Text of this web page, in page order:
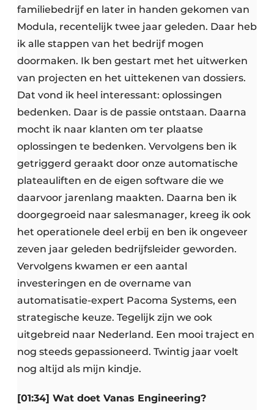
familiebedrijf en later in handen gekomen van
Modula, recentelijk twee jaar geleden. Daar heb
ik alle stappen van het bedrijf mogen
doormaken. Ik ben gestart met het uitwerken
van projecten en het uittekenen van dossiers.
Dat vond ik heel interessant: oplossingen
bedenken. Daar is de passie ontstaan. Daarna
mocht ik naar klanten om ter plaatse
oplossingen te bedenken. Vervolgens ben ik
getriggerd geraakt door onze automatische
plateauliften en de eigen software die we
daarvoor jarenlang maakten. Daarna ben ik
doorgegroeid naar salesmanager, kreeg ik ook
het operationele deel erbij en ben ik ongeveer
zeven jaar geleden bedrijfsleider geworden.
Vervolgens kwamen er een aantal
investeringen en de overname van
automatisatie-expert Pacoma Systems, een
strategische keuze. Tegelijk zijn we ook
uitgebreid naar Nederland. Een mooi traject en
nog steeds gepassioneerd. Twintig jaar voelt
nog altijd als mijn kindje.
[01:34] Wat doet Vanas Engineering?